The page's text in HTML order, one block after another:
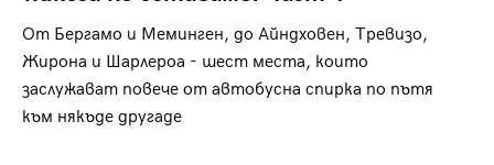
От Бергамо и Меминген, до Айндховен, Тревизо,
Жирона и Шарлероа - шест места, които
заслужават повече от автобусна спирка по пътя
към някъде другаде